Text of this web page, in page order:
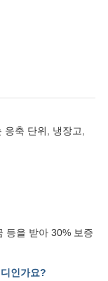
응축 단위, 냉장고,
등을 받아 30% 보증
인가요?